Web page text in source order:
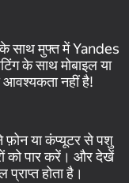
साथ मुफ्त में Yandes
के साथ मोबाइल या
आवश्यकता नहीं है!
फ़ोन या कंप्यूटर से पशु
को पार करें। और देखें
होता है।